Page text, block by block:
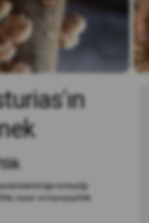
birleştiği
huzur ve biyoçeşitlilik